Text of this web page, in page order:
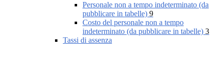
Personale non a tempo indeterminato (da
pubblicare in tabelle) 9
Costo del personale non a tempo
indeterminato (da pubblicare in tabelle) 3
Tassi di assenza